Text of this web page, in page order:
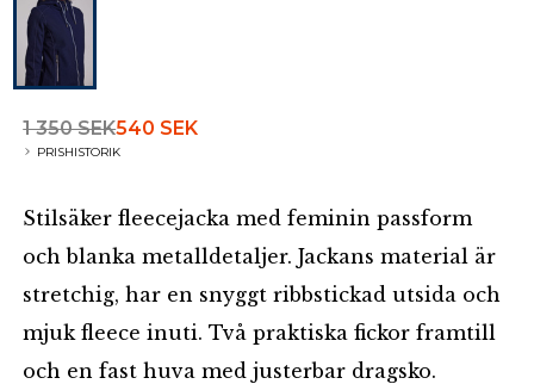
1 350 SEK540 SEK
PRISHISTORIK
Stilsäker fleecejacka med feminin passform
och blanka metalldetaljer. Jackans material är
stretchig, har en snyggt ribbstickad utsida och
mjuk fleece inuti. Två praktiska fickor framtill
och en fast huva med justerbar dragsko.